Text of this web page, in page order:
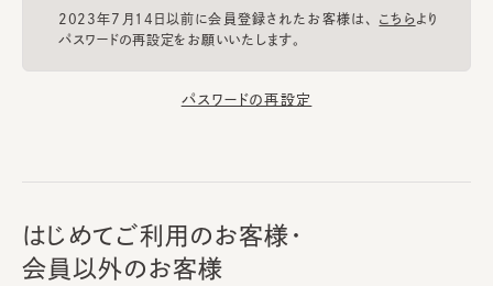
2023年7月14日以前に会員登録されたお客様は、 こちらより
パスワードの再設定をお願いいたします。
パスワードの再設定
はじめてご利用のお客様・
会員以外のお客様